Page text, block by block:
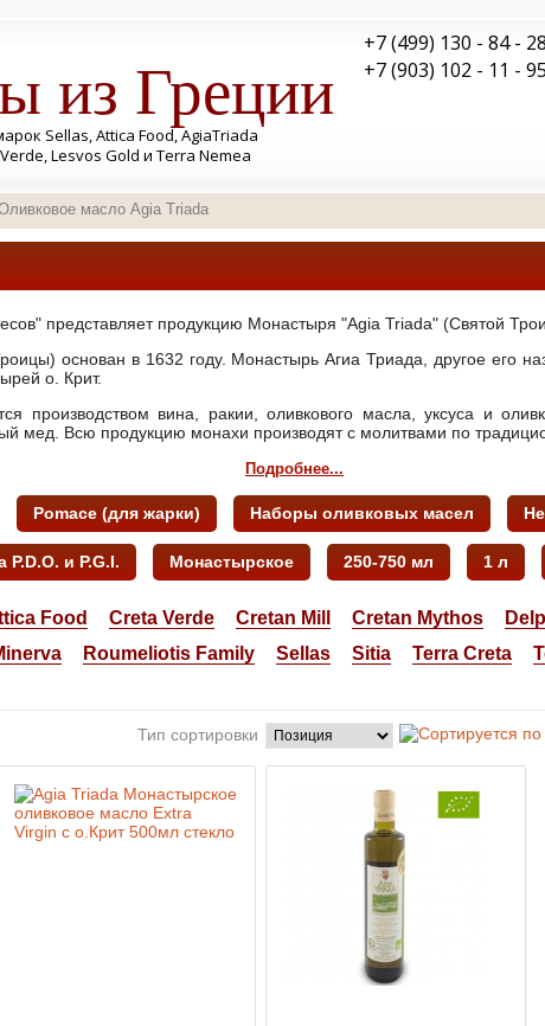
из Греции
Sellas, Attica Food, AgiaTriada
Lesvos Gold и Terra Nemea
+7 (499) 130 - 84 - 28
+7 (903) 102 - 11 - 95
масло Agia Triada
представляет продукцию Монастыря "Agia Triada" (Святой
основан в 1632 году. Монастырь Агиа Триада, другое его
о. Крит.
производством вина, ракии, оливкового масла, уксуса и
мед. Всю продукцию монахи производят с молитвами по
Подробнее...
Pomace (для жарки) Наборы оливковых масел
и P.G.I. Монастырское 250-750 мл 1 л
Food Creta Verde Cretan Mill Cretan Mythos
Roumeliotis Family Sellas Sitia Terra Creta
Тип сортировки